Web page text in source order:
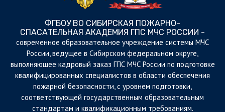
ФГБОУ ВО СИБИРСКАЯ ПОЖАРНО-
СПАСАТЕЛЬНАЯ АКАДЕМИЯ ГПС МЧС РОССИИ -
cовременное образовательное учреждение системы МЧС
России, ведущее в Сибирском федеральном округе,
выполняющее кадровый заказ ГПС МЧС России по подготовке
квалифицированных специалистов в области обеспечения
пожарной безопасности, с уровнем подготовки,
соответствующей государственным образовательным
стандартам и квалификационным требованиям.